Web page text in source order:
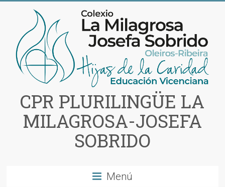
contenido
CPR PLURILINGÜE LA
MILAGROSA-JOSEFA
SOBRIDO
Menú